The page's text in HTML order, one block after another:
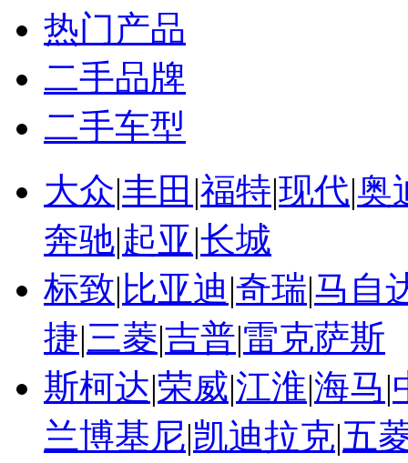
热门产品
二手品牌
二手车型
大众|丰田 |福特|现代|奥
奔驰|起亚|长城
标致| 比亚迪|奇瑞|马自
捷|三菱|吉普|雷克萨斯
斯柯达|荣威|江淮|海马|
兰博基尼|凯迪拉克|五